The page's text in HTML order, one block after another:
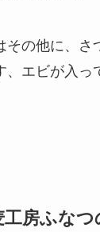
その他に、さ
エビが入っ
工房ふな